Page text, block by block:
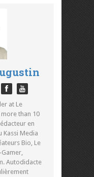
at Le
than 10
en
Kassi Media
Bio, Le
Gamer,
Autodidacte